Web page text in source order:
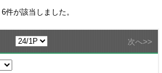
6件が該当しました。
次へ>>